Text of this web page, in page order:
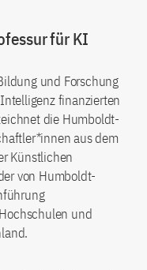
für KI
und Forschung
finanzierten
die Humboldt-
aus dem
Künstlichen
von Humboldt-
und